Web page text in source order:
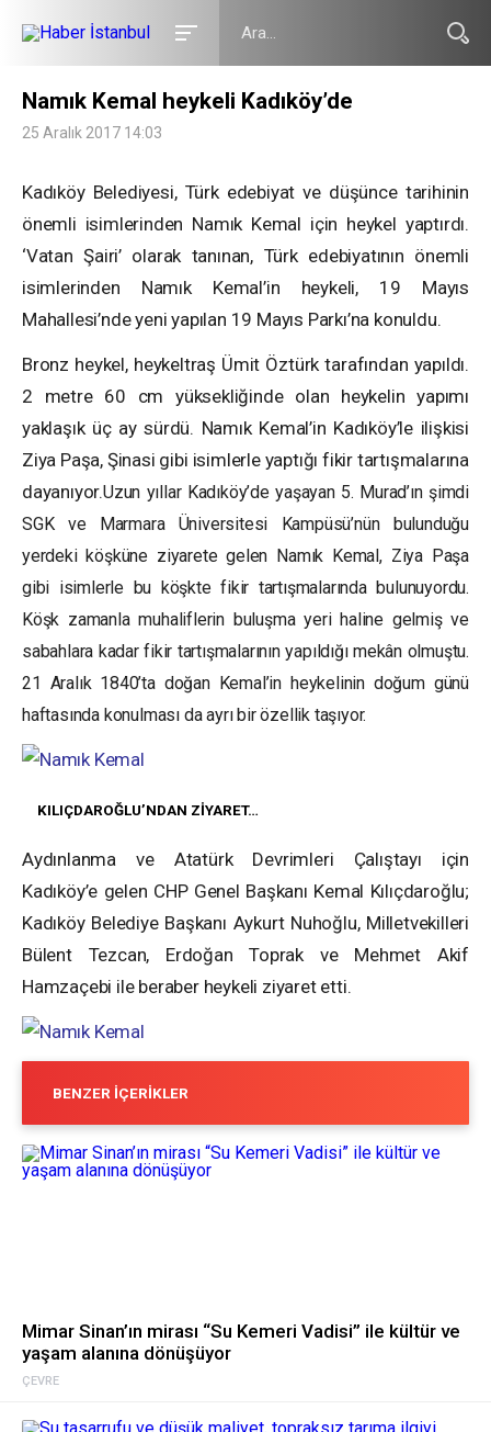
Namık Kemal heykeli Kadıköy’de
25 Aralık 2017 14:03
Kadıköy Belediyesi, Türk edebiyat ve düşünce tarihinin
önemli isimlerinden Namık Kemal için heykel yaptırdı.
‘Vatan Şairi’ olarak tanınan, Türk edebiyatının önemli
isimlerinden Namık Kemal’in heykeli, 19 Mayıs
Mahallesi’nde yeni yapılan 19 Mayıs Parkı’na konuldu.
Bronz heykel, heykeltraş Ümit Öztürk tarafından yapıldı.
2 metre 60 cm yüksekliğinde olan heykelin yapımı
yaklaşık üç ay sürdü. Namık Kemal’in Kadıköy’le ilişkisi
Ziya Paşa, Şinasi gibi isimlerle yaptığı fikir tartışmalarına
dayanıyor.Uzun yıllar Kadıköy’de yaşayan 5. Murad’ın şimdi
SGK ve Marmara Üniversitesi Kampüsü’nün bulunduğu
yerdeki köşküne ziyarete gelen Namık Kemal, Ziya Paşa
gibi isimlerle bu köşkte fikir tartışmalarında bulunuyordu.
Köşk zamanla muhaliflerin buluşma yeri haline gelmiş ve
sabahlara kadar fikir tartışmalarının yapıldığı mekân olmuştu.
21 Aralık 1840’ta doğan Kemal’in heykelinin doğum günü
haftasında konulması da ayrı bir özellik taşıyor.
KILIÇDAROĞLU’NDAN ZİYARET…
Aydınlanma ve Atatürk Devrimleri Çalıştayı için
Kadıköy’e gelen CHP Genel Başkanı Kemal Kılıçdaroğlu;
Kadıköy Belediye Başkanı Aykurt Nuhoğlu, Milletvekilleri
Bülent Tezcan, Erdoğan Toprak ve Mehmet Akif
Hamzaçebi ile beraber heykeli ziyaret etti.
BENZER İÇERIKLER
ÇEVRE
Mimar Sinan’ın mirası “Su Kemeri Vadisi” ile kültür ve
yaşam alanına dönüşüyor